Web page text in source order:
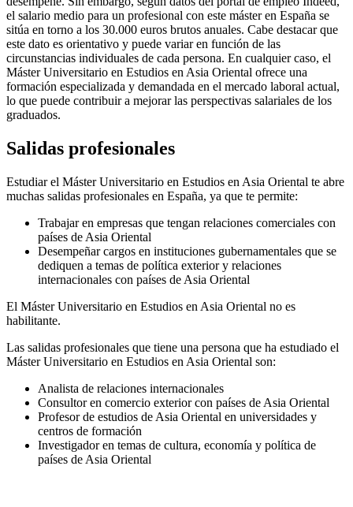
el salario medio para un profesional con este máster en España se
sitúa en torno a los 30.000 euros brutos anuales. Cabe destacar que
este dato es orientativo y puede variar en función de las
circunstancias individuales de cada persona. En cualquier caso, el
Máster Universitario en Estudios en Asia Oriental ofrece una
formación especializada y demandada en el mercado laboral actual,
lo que puede contribuir a mejorar las perspectivas salariales de los
graduados.
Salidas profesionales
Estudiar el Máster Universitario en Estudios en Asia Oriental te abre
muchas salidas profesionales en España, ya que te permite:
Trabajar en empresas que tengan relaciones comerciales con
países de Asia Oriental
Desempeñar cargos en instituciones gubernamentales que se
dediquen a temas de política exterior y relaciones
internacionales con países de Asia Oriental
El Máster Universitario en Estudios en Asia Oriental no es
habilitante.
Las salidas profesionales que tiene una persona que ha estudiado el
Máster Universitario en Estudios en Asia Oriental son:
Analista de relaciones internacionales
Consultor en comercio exterior con países de Asia Oriental
Profesor de estudios de Asia Oriental en universidades y
centros de formación
Investigador en temas de cultura, economía y política de
países de Asia Oriental